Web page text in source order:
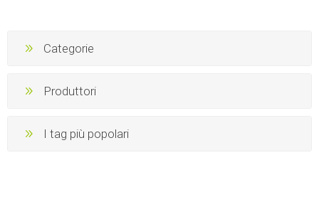
Categorie
Produttori
I tag più popolari